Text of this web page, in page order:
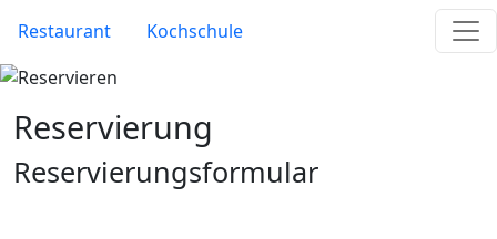
Site Menu
Restaurant Kochschule
Reservierung
Reservierungsformular